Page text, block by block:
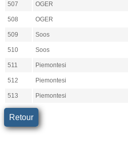
507 OGER
508 OGER
509 Soos
510 Soos
511 Piemontesi
512 Piemontesi
513 Piemontesi
Retour